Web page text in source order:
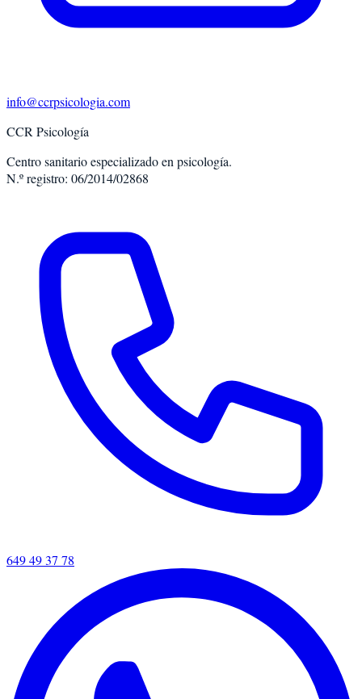
info@ccrpsicologia.com
CCR Psicología
Centro sanitario especializado en psicología.
N.º registro: 06/2014/02868
649 49 37 78